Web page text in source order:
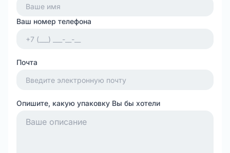
Ваш номер телефона
Почта
Опишите, какую упаковку Вы бы хотели